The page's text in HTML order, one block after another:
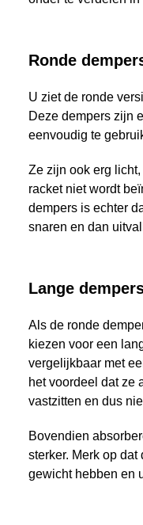
Ronde
U ziet de ronde
Deze dempers zijn
eenvoudig te
Ze zijn ook erg
racket niet wordt
dempers is echter
snaren en dan
Lange
Als de ronde
kiezen voor een
vergelijkbaar met
het voordeel dat ze
vastzitten en dus
Bovendien
sterker. Merk op
gewicht hebben en